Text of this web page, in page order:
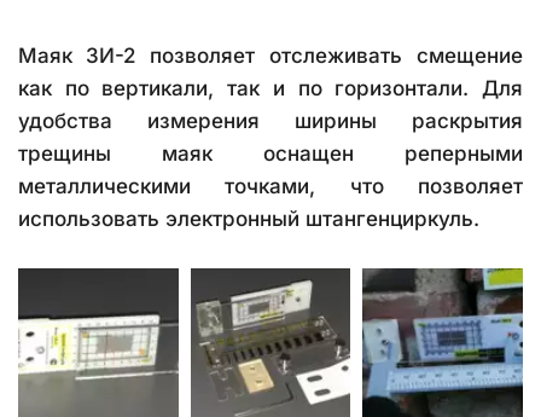
Маяк ЗИ-2 позволяет отслеживать смещение
как по вертикали, так и по горизонтали. Для
удобства измерения ширины раскрытия
трещины маяк оснащен реперными
металлическими точками, что позволяет
использовать электронный штангенциркуль.